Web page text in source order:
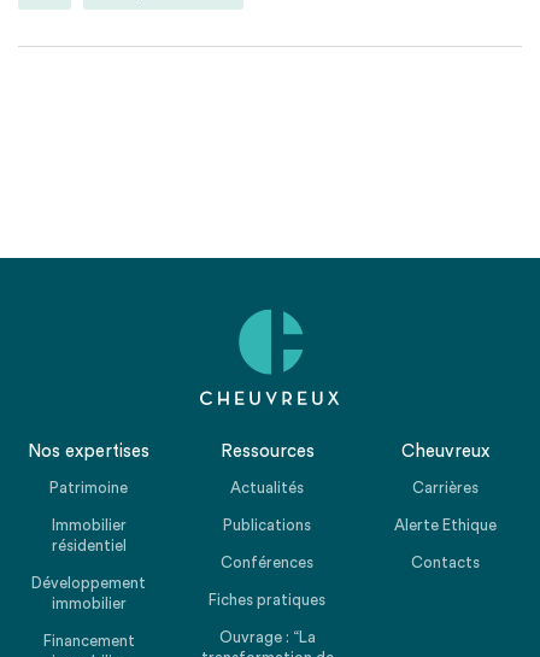
Nos expertises
Patrimoine
Immobilier
résidentiel
Développement
immobilier
Financement
Ressources
Actualités
Publications
Conférences
Fiches pratiques
Ouvrage : “La
Cheuvreux
Carrières
Alerte Ethique
Contacts